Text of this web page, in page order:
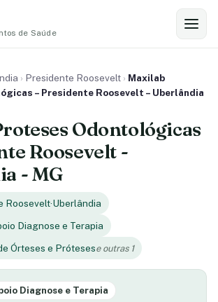
de Saúde
› Presidente Roosevelt › Maxilab
– Presidente Roosevelt – Uberlândia
Odontológicas
Roosevelt -
- MG
Roosevelt·Uberlândia
Diagnose e Terapia
Órteses e Prótesese outras 1
Diagnose e Terapia